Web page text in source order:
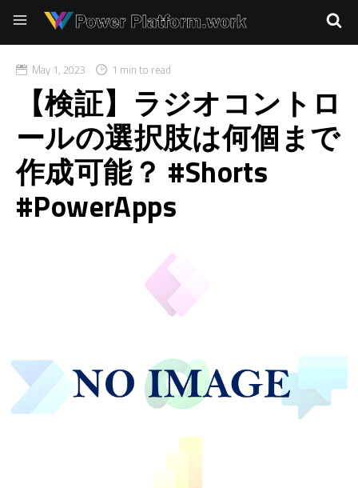
May 1, 2023 1 min to read
【検証】ラジオコントロ
ールの選択肢は何個まで
作成可能？ #Shorts
#PowerApps